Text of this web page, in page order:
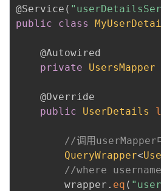
@Service (
public
class
@Autowired
private
UsersMapper
@Override
public
UserDetails
//调用userMapper
QueryWrapper<
//where
        wrapper
. eq (